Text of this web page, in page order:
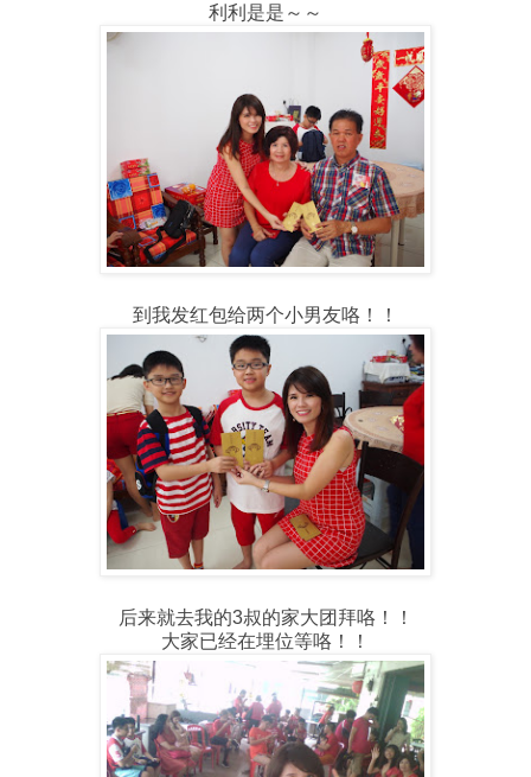
利利是是～～
到我发红包给两个小男友咯！！
后来就去我的3叔的家大团拜咯！！
大家已经在埋位等咯！！